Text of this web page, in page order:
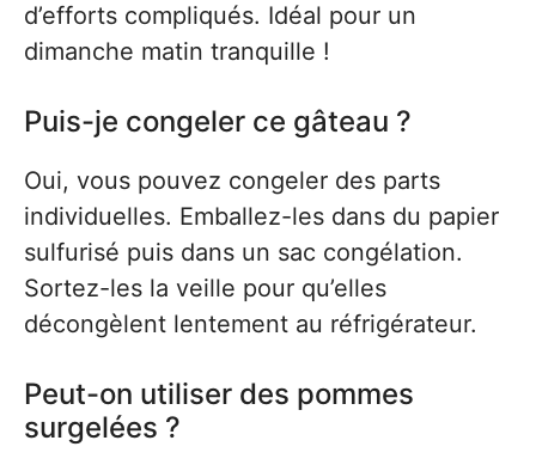
d’efforts compliqués. Idéal pour un
dimanche matin tranquille !
Puis-je congeler ce gâteau ?
Oui, vous pouvez congeler des parts
individuelles. Emballez-les dans du papier
sulfurisé puis dans un sac congélation.
Sortez-les la veille pour qu’elles
décongèlent lentement au réfrigérateur.
Peut-on utiliser des pommes
surgelées ?